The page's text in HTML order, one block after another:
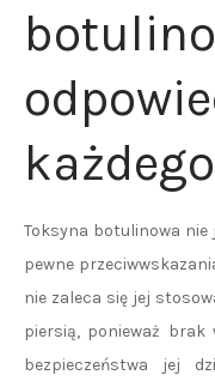
każdego
Toksyna botulinowa nie
pewne
nie zaleca się jej
piersią, ponieważ
bezpieczeństwa jej